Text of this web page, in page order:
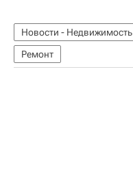
Новости - Недвижимость
Ремонт